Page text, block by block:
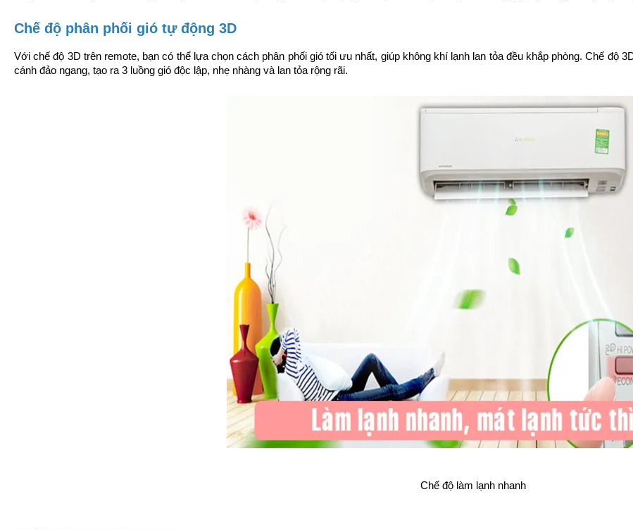
Chế độ phân phối gió tự động 3D
Với chế độ 3D trên remote, bạn có thể lựa chọn cách phân phối gió tối ưu nhất, giúp không khí lạnh lan tỏa đều khắp phòng. Chế độ
cánh đảo ngang, tạo ra 3 luồng gió độc lập, nhẹ nhàng và lan tỏa rộng rãi.
Chế độ làm lạnh nhanh